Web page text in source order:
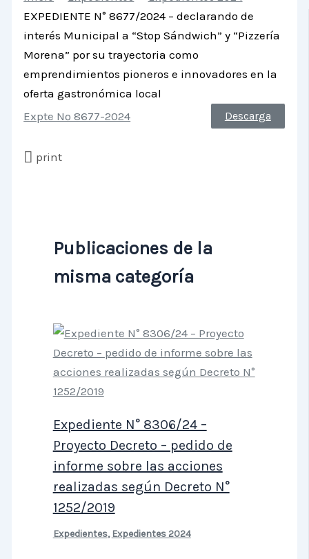
EXPEDIENTE N° 8677/2024 – declarando de
interés Municipal a “Stop Sándwich” y “Pizzería
Morena” por su trayectoria como
emprendimientos pioneros e innovadores en la
oferta gastronómica local
Expte Nº 8677-2024
Descarga
print
Publicaciones de la
misma categoría
Expediente N° 8306/24 –
Proyecto Decreto – pedido de
informe sobre las acciones
realizadas según Decreto N°
1252/2019
Expedientes, Expedientes 2024